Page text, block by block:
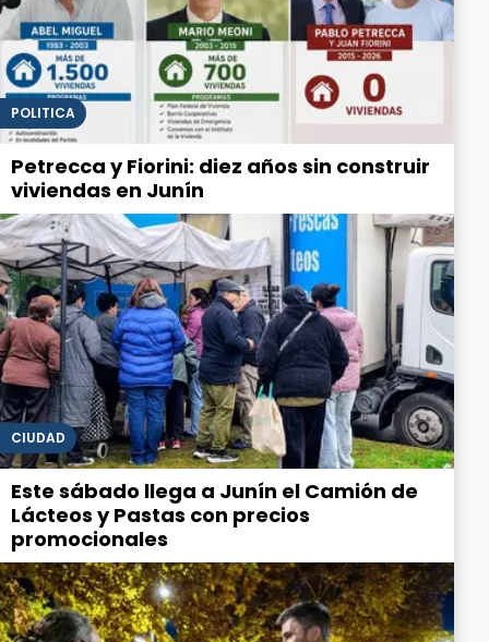
POLITICA
Petrecca y Fiorini: diez años sin construir
viviendas en Junín
CIUDAD
Este sábado llega a Junín el Camión de
Lácteos y Pastas con precios
promocionales